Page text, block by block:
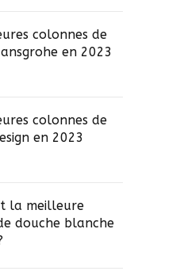
colonnes de
en 2023
colonnes de
en 2023
la meilleure
douche blanche